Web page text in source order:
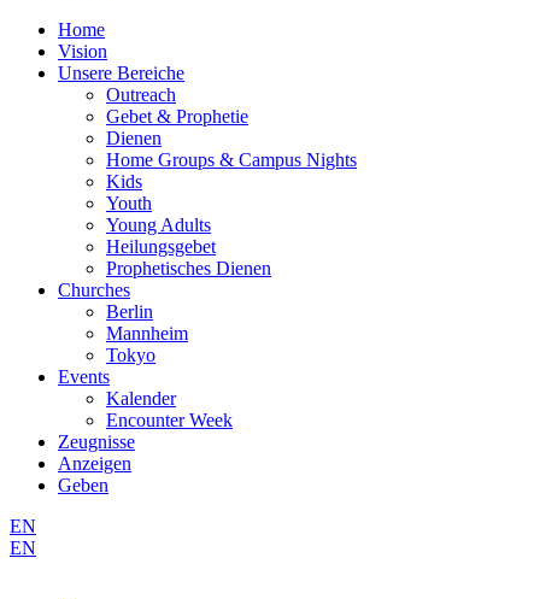
Home
Vision
Unsere Bereiche
Outreach
Gebet & Prophetie
Dienen
Home Groups & Campus Nights
Kids
Youth
Young Adults
Heilungsgebet
Prophetisches Dienen
Churches
Berlin
Mannheim
Tokyo
Events
Kalender
Encounter Week
Zeugnisse
Anzeigen
Geben
EN
EN